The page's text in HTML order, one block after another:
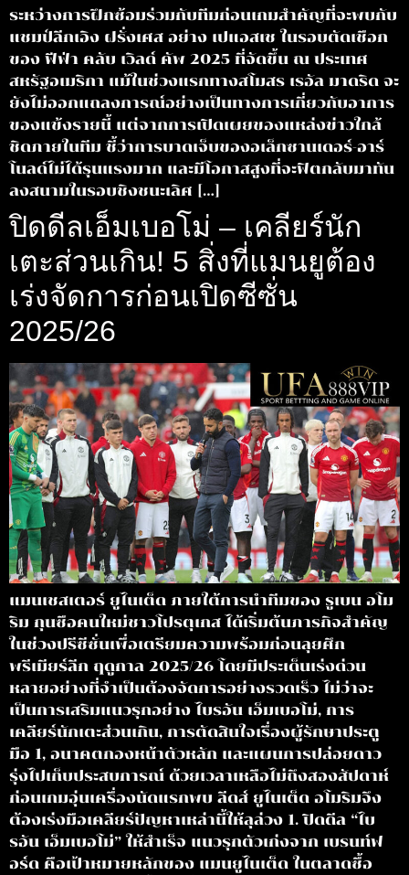
ระหว่างการฝึกซ้อมร่วมกับทีมก่อนเกมสำคัญที่จะพบกับ
แชมป์ลีกเอิง ฝรั่งเศส อย่าง เปแอสเช ในรอบตัดเชือก
ของ ฟีฟ่า คลับ เวิลด์ คัพ 2025 ที่จัดขึ้น ณ ประเทศ
สหรัฐอเมริกา แม้ในช่วงแรกทางสโมสร เรอัล มาดริด จะ
ยังไม่ออกแถลงการณ์อย่างเป็นทางการเกี่ยวกับอาการ
ของแข้งรายนี้ แต่จากการเปิดเผยของแหล่งข่าวใกล้
ชิดภายในทีม ชี้ว่าการบาดเจ็บของอเล็กซานเดอร์-อาร์
โนลด์ไม่ได้รุนแรงมาก และมีโอกาสสูงที่จะฟิตกลับมาทัน
ลงสนามในรอบชิงชนะเลิศ […]
ปิดดีลเอ็มเบอโม่ – เคลียร์นัก
เตะส่วนเกิน! 5 สิ่งที่แมนยูต้อง
เร่งจัดการก่อนเปิดซีซั่น
2025/26
แมนเชสเตอร์ ยูไนเต็ด ภายใต้การนำทีมของ รูเบน อโม
ริม กุนซือคนใหม่ชาวโปรตุเกส ได้เริ่มต้นภารกิจสำคัญ
ในช่วงปรีซีซั่นเพื่อเตรียมความพร้อมก่อนลุยศึก
พรีเมียร์ลีก ฤดูกาล 2025/26 โดยมีประเด็นเร่งด่วน
หลายอย่างที่จำเป็นต้องจัดการอย่างรวดเร็ว ไม่ว่าจะ
เป็นการเสริมแนวรุกอย่าง ไบรอัน เอ็มเบอโม่, การ
เคลียร์นักเตะส่วนเกิน, การตัดสินใจเรื่องผู้รักษาประตู
มือ 1, อนาคตกองหน้าตัวหลัก และแผนการปล่อยดาว
รุ่งไปเก็บประสบการณ์ ด้วยเวลาเหลือไม่ถึงสองสัปดาห์
ก่อนเกมอุ่นเครื่องนัดแรกพบ ลีดส์ ยูไนเต็ด อโมริมจึง
ต้องเร่งมือเคลียร์ปัญหาเหล่านี้ให้ลุล่วง 1. ปิดดีล “ไบ
รอัน เอ็มเบอโม่” ให้สำเร็จ แนวรุกตัวเก่งจาก เบรนท์ฟ
อร์ด คือเป้าหมายหลักของ แมนยูไนเต็ด ในตลาดซื้อ